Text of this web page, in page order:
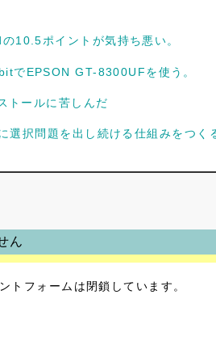
10.5ポイントが気持ち悪い。
でEPSON GT-8300UFを使う。
トールに苦しんだ
選択問題を出し続ける仕組みをつく
ん
トフォームは閉鎖しています。